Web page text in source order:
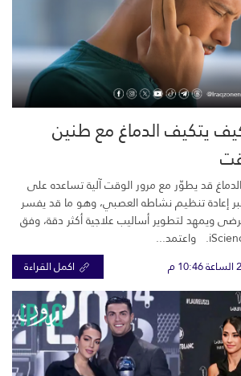
يتكيف الدماغ مع طنين
قد يطوّر مع مرور الوقت آلية تساعده على
إعادة تنظيم نشاطه العصبي، وهو ما قد يفسر
ويمهد لتطوير أساليب علاجية أكثر دقة، وفق
اكمل القراءة